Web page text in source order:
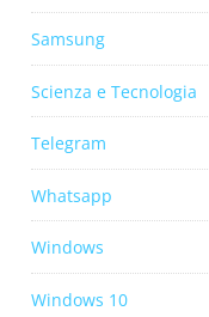
Samsung
Scienza e Tecnologia
Telegram
Whatsapp
Windows
Windows 10